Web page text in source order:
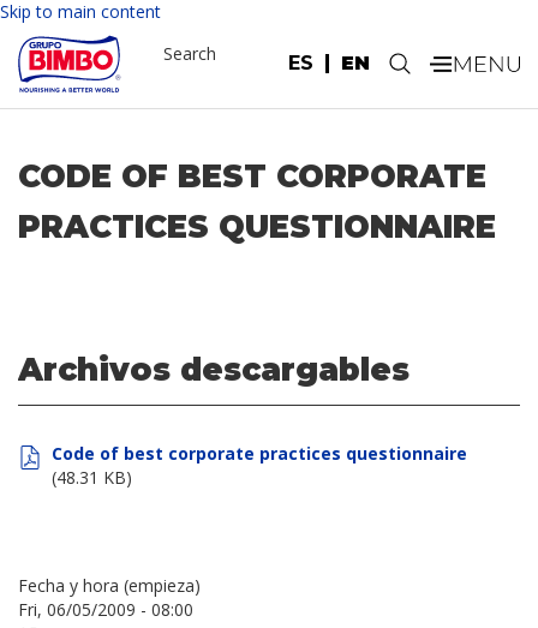
Skip to main content
ES EN
Search .
CODE OF BEST CORPORATE
PRACTICES QUESTIONNAIRE
Archivos descargables
Code of best corporate practices questionnaire
(48.31 KB)
Fecha y hora (empieza)
Fri, 06/05/2009 - 08:00